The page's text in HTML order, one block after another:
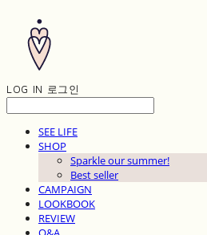
LOG IN 로그인
SEE LIFE
SHOP
Sparkle our summer!
Best seller
CAMPAIGN
LOOKBOOK
REVIEW